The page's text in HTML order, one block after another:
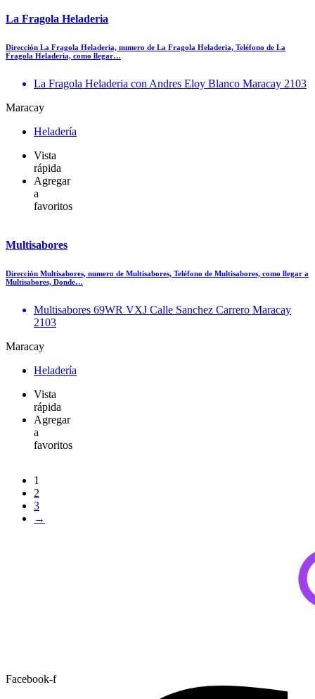
La Fragola Heladeria
Dirección La Fragola Heladeria, numero de La Fragola Heladeria, Teléfono de La
Fragola Heladeria, como llegar…
La Fragola Heladeria con Andres Eloy Blanco Maracay 2103
Maracay
Heladería
Vista
rápida
Agregar
a
favoritos
Multisabores
Dirección Multisabores, numero de Multisabores, Teléfono de Multisabores, como llegar a
Multisabores, Donde…
Multisabores 69WR VXJ Calle Sanchez Carrero Maracay
2103
Maracay
Heladería
Vista
rápida
Agregar
a
favoritos
1
2
3
→
Facebook-f